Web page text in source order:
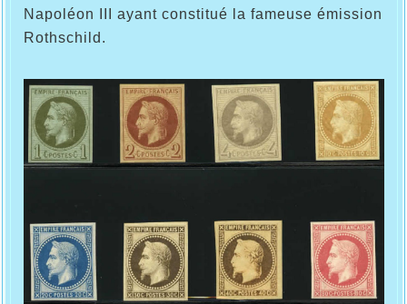
Napoléon III ayant constitué la fameuse émission
Rothschild.